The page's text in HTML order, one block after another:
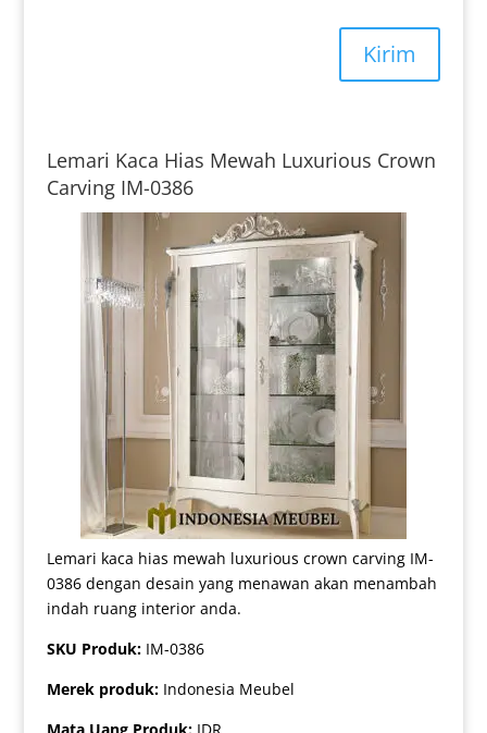
Kirim
Lemari Kaca Hias Mewah Luxurious Crown
Carving IM-0386
Lemari kaca hias mewah luxurious crown carving IM-
0386 dengan desain yang menawan akan menambah
indah ruang interior anda.
SKU Produk: IM-0386
Merek produk: Indonesia Meubel